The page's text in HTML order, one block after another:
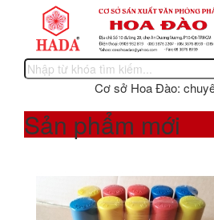
Cơ sở Hoa Đào:
Sản phẩm mới